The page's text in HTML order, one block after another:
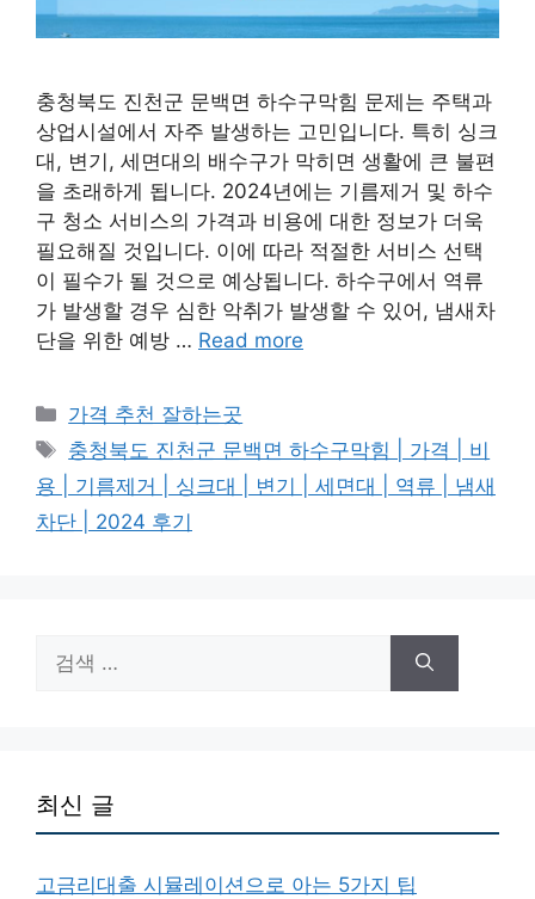
충청북도 진천군 문백면 하수구막힘 문제는 주택과
상업시설에서 자주 발생하는 고민입니다. 특히 싱크
대, 변기, 세면대의 배수구가 막히면 생활에 큰 불편
을 초래하게 됩니다. 2024년에는 기름제거 및 하수
구 청소 서비스의 가격과 비용에 대한 정보가 더욱
필요해질 것입니다. 이에 따라 적절한 서비스 선택
이 필수가 될 것으로 예상됩니다. 하수구에서 역류
가 발생할 경우 심한 악취가 발생할 수 있어, 냄새차
단을 위한 예방 … Read more
카
테
고
리
가격 추천 잘하는곳
태
그
충청북도 진천군 문백면 하수구막힘 | 가격 | 비
용 | 기름제거 | 싱크대 | 변기 | 세면대 | 역류 | 냄새
차단 | 2024 후기
색:
최신 글
고금리대출 시뮬레이션으로 아는 5가지 팁